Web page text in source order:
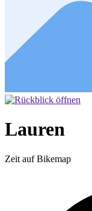
Lauren
Zeit auf Bikemap